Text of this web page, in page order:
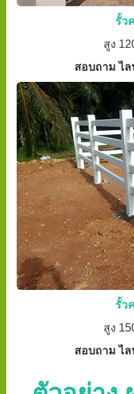
รั้ว
สูง
สอบถาม ไล
รั้ว
สูง
สอบถาม ไล